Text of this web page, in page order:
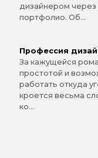
дизайнером через
портфолио. Об...
Профессия
За кажущейся
простотой и
работать откуда
кроется весьма
ко...